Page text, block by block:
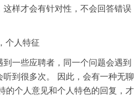
这样才会有针对性，不会回答错误
个人特征
一些应聘者，同一个问题会遇到
到很多次。 因此，会有一种无聊
的个人意见和个人特色的回复，才